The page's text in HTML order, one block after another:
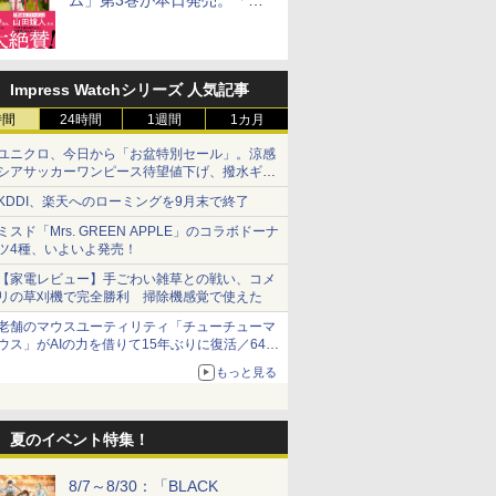
Impress Watchシリーズ 人気記事
24時間 1週間 1カ月
ニクロ、今日から「お盆特別セール」。涼感
アサッカーワンピース待望値下げ、撥水ギア
ョーツは1990円に
、楽天へのローミングを9月末で終了
スド「Mrs. GREEN APPLE」のコラボドーナ
4種、いよいよ発売！
家電レビュー】手ごわい雑草との戦い、コメ
の草刈機で完全勝利 掃除機感覚で使えた
舗のマウスユーティリティ「チューチューマ
ス」がAIの力を借りて15年ぶりに復活／64bit
、Windows 10/11、「Chrome」も走り回
。復活記念で2026年末まで500円
もっと見る
夏のイベント特集！
8/7～8/30：「BLACK